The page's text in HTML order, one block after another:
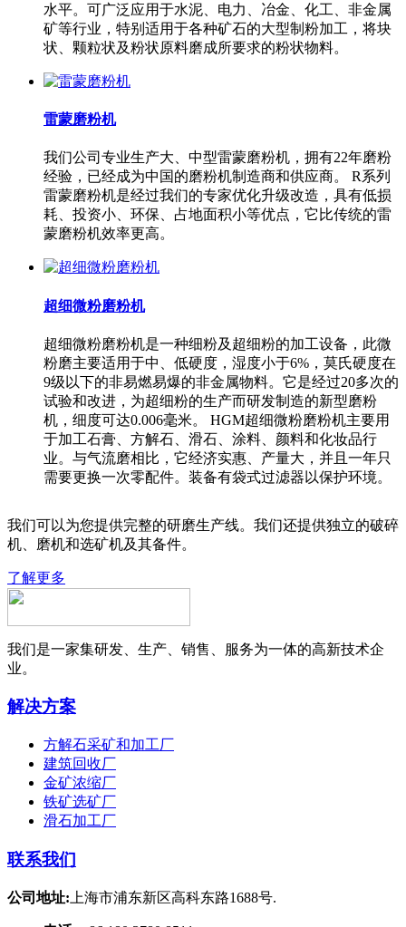
水平。可广泛应用于水泥、电力、冶金、化工、非金属
矿等行业，特别适用于各种矿石的大型制粉加工，将块
状、颗粒状及粉状原料磨成所要求的粉状物料。
雷蒙磨粉机
我们公司专业生产大、中型雷蒙磨粉机，拥有22年磨粉
经验，已经成为中国的磨粉机制造商和供应商。 R系列
雷蒙磨粉机是经过我们的专家优化升级改造，具有低损
耗、投资小、环保、占地面积小等优点，它比传统的雷
蒙磨粉机效率更高。
超细微粉磨粉机
超细微粉磨粉机是一种细粉及超细粉的加工设备，此微
粉磨主要适用于中、低硬度，湿度小于6%，莫氏硬度在
9级以下的非易燃易爆的非金属物料。它是经过20多次的
试验和改进，为超细粉的生产而研发制造的新型磨粉
机，细度可达0.006毫米。 HGM超细微粉磨粉机主要用
于加工石膏、方解石、滑石、涂料、颜料和化妆品行
业。与气流磨相比，它经济实惠、产量大，并且一年只
需要更换一次零配件。装备有袋式过滤器以保护环境。
我们可以为您提供完整的研磨生产线。我们还提供独立的破碎
机、磨机和选矿机及其备件。
了解更多
我们是一家集研发、生产、销售、服务为一体的高新技术企
业。
解决方案
方解石采矿和加工厂
建筑回收厂
金矿浓缩厂
铁矿选矿厂
滑石加工厂
联系我们
公司地址: 上海市浦东新区高科东路1688号.